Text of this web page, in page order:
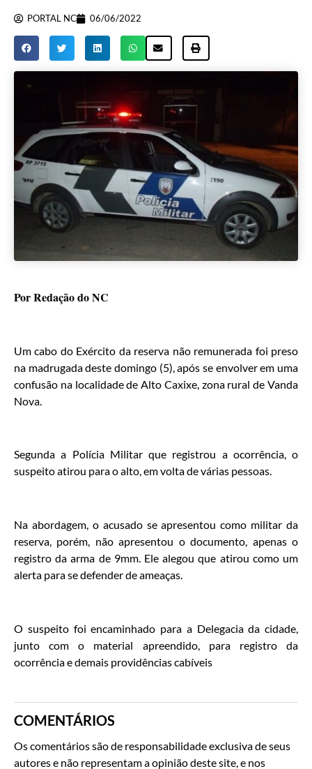
PORTAL NC 06/06/2022
Por Redação do NC
Um cabo do Exército da reserva não remunerada foi preso
na madrugada deste domingo (5), após se envolver em uma
confusão na localidade de Alto Caxixe, zona rural de Vanda
Nova.
Segunda a Polícia Militar que registrou a ocorrência, o
suspeito atirou para o alto, em volta de várias pessoas.
Na abordagem, o acusado se apresentou como militar da
reserva, porém, não apresentou o documento, apenas o
registro da arma de 9mm. Ele alegou que atirou como um
alerta para se defender de ameaças.
O suspeito foi encaminhado para a Delegacia da cidade,
junto com o material apreendido, para registro da
ocorrência e demais providências cabíveis
COMENTÁRIOS
Os comentários são de responsabilidade exclusiva de seus
autores e não representam a opinião deste site, e nos